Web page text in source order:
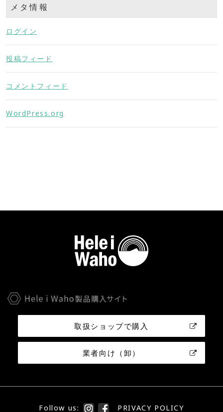
メタ情報
ログイン
投稿フィード
コメントフィード
WordPress.org
取扱ショップで購入
業者向け（卸）
Follow us: PRIVACY POLICY